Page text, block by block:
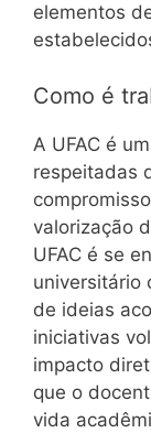
elementos
Como é
A UFAC é
respeitadas
valorização
UFAC é se
universitário
de ideias
iniciativas
impacto
que o
vida